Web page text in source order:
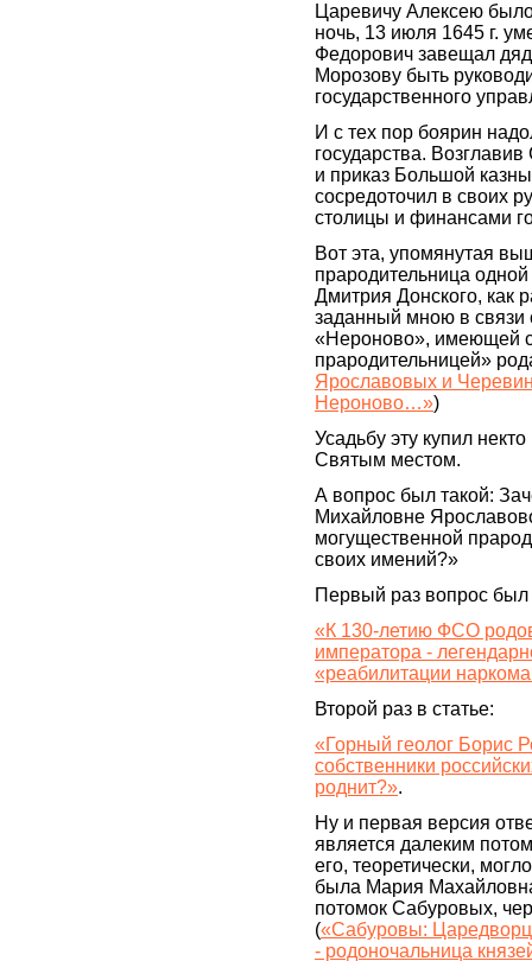
Царевичу Алексею было
ночь, 13 июля 1645 г.
Федорович завещал
Морозову быть
государственного
И с тех пор боярин
государства.
и приказ Большой
сосредоточил в своих
столицы и финансами
Вот эта, упомянутая
прародительница
Дмитрия Донского, как
заданный мною в
«Нероново», имеющей
прародительницей»
Ярославовых и
Нероново…»)
Усадьбу эту купил
Святым местом.
А вопрос был такой:
Михайловне
могущественной
своих имений?»
Первый раз вопрос был
«К 130-летию ФСО
императора -
«реабилитации
Второй раз в статье:
«Горный геолог Борис
собственники
роднит?».
Ну и первая версия
является далеким
его, теоретически,
была Мария
потомок Сабуровых,
(«Сабуровы:
- родоночальница